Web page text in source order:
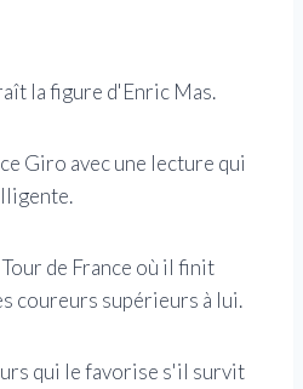
la figure d'Enric Mas.
Giro avec une lecture qui
de France où il finit
coureurs supérieurs à lui.
qui le favorise s'il survit